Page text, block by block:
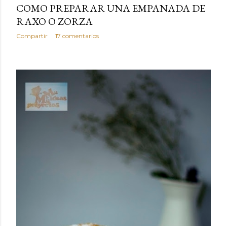
COMO PREPARAR UNA EMPANADA DE
RAXO O ZORZA
Compartir 17 comentarios